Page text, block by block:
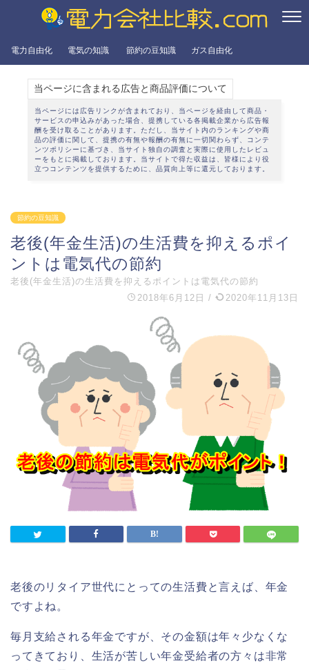
電力自由化 電気の知識 節約の豆知識 ガス自由化
当ページに含まれる広告と商品評価について
当ページには広告リンクが含まれており、当ページを経由して商品・
サービスの申込みがあった場合、提携している各掲載企業から広告報
酬を受け取ることがあります。ただし、当サイト内のランキングや商
品の評価に関して、提携の有無や報酬の有無に一切関わらず、 コンテ
ンツポリシー に基づき、当サイト独自の調査と実際に使用したレビュ
ーをもとに掲載しております。当サイトで得た収益は、皆様により役
立つコンテンツを提供するために、品質向上等に還元しております。
節約の豆知識
老後(年金生活)の生活費を抑えるポイ
ントは電気代の節約
老後(年金生活)の生活費を抑えるポイントは電気代の節約
2018年6月12日 / 2020年11月13日
老後のリタイア世代にとっての生活費と言えば、年金
ですよね。
毎月支給される年金ですが、その金額は年々少なくな
ってきており、生活が苦しい年金受給者の方々は非常